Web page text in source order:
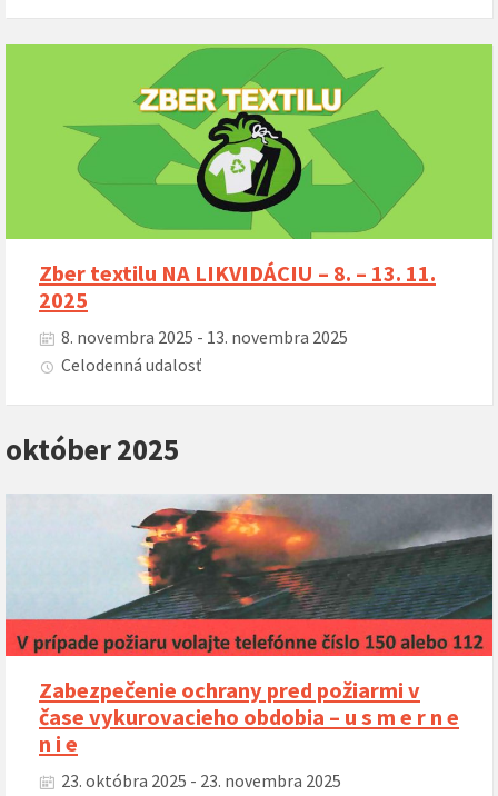
Zber textilu NA LIKVIDÁCIU – 8. – 13. 11.
2025
8. novembra 2025 - 13. novembra 2025
Celodenná udalosť
október 2025
Zabezpečenie ochrany pred požiarmi v
čase vykurovacieho obdobia – u s m e r n e
n i e
23. októbra 2025 - 23. novembra 2025